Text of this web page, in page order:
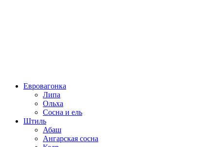
Евровагонка
Липа
Ольха
Сосна и ель
Штиль
Абаш
Ангарская сосна